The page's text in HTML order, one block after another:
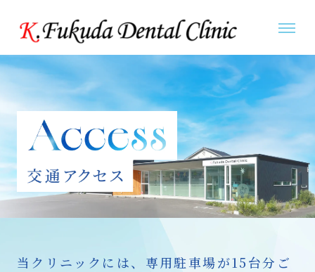
当クリニックには、専用駐車場が15台分ご